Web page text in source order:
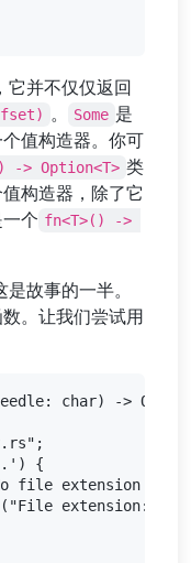
它并不仅仅返回
。 Some 是
值构造器。你可
-> Option<T> 类
构造器，除了它
个 fn<T>() ->
故事的一半。
数。让我们尝试用
char) ->
{
file extension
extension: